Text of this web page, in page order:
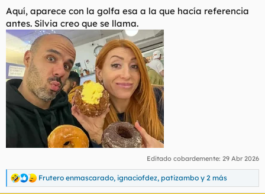
Aquí, aparece con la golfa esa a la que hacía referencia
antes. Silvia creo que se llama.
Editado cobardemente: 29 Abr 2026
R
e
Frutero enmascarado, ignaciofdez, patizambo y 2 más